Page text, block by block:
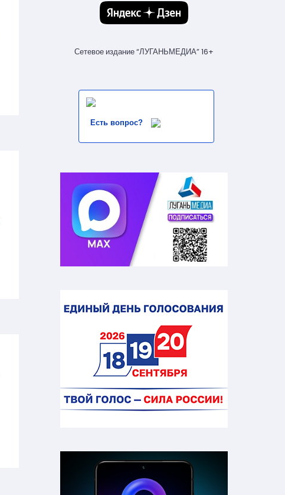
Сетевое издание “ЛУГАНЬМЕДИА” 16+
Есть вопрос?